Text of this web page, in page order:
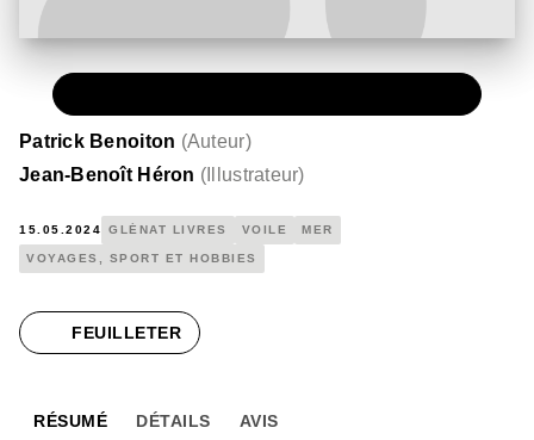
Patrick Benoiton (Auteur)
Jean-Benoît Héron ( Illustrateur)
15.05.2024 GLÉNAT LIVRES VOILE MER
VOYAGES, SPORT ET HOBBIES
FEUILLETER
RÉSUMÉ DÉTAILS AVIS